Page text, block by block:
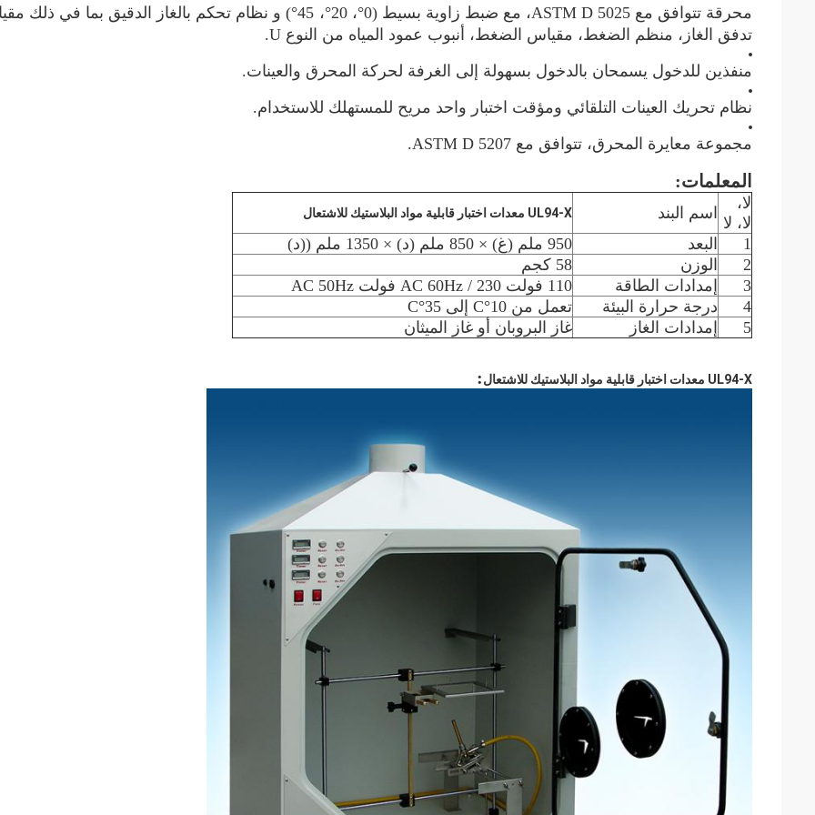
محرقة تتوافق مع ASTM D 5025، مع ضبط زاوية بسيط (0°، 20°، 45°) و
نظام تحكم بالغاز الدقيق بما في ذلك
تدفق الغاز، منظم الضغط، مقياس الضغط، أنبوب عمود المياه من النوع U.
منفذين للدخول يسمحان بالدخول بسهولة إلى الغرفة لحركة المحرق والعينات.
نظام تحريك العينات التلقائي ومؤقت اختبار واحد مريح للمستهلك للاستخدام.
مجموعة معايرة المحرق، تتوافق مع ASTM D 5207.
المعلمات:
لا،
لا، لا
اسم البند UL94-X معدات اختبار قابلية مواد البلاستيك للاشتعال
1 البعد
950 ملم (غ) × 850 ملم (د) × 1350 ملم ((د)
2
الوزن
58 كجم
3
إمدادات الطاقة
110 فولت AC 60Hz / 230 فولت AC 50Hz
4
درجة حرارة البيئة
تعمل من 10°C إلى 35°C
5
إمدادات الغاز غاز البروبان أو غاز الميثان
UL94-X معدات اختبار قابلية مواد البلاستيك للاشتعال :